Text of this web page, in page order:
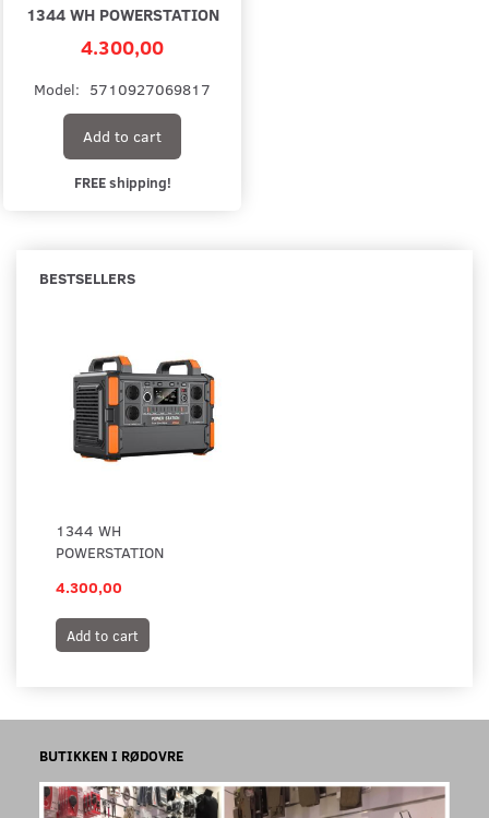
1344 WH POWERSTATION
4.300,00
Model: 5710927069817
Add to cart
FREE shipping!
BESTSELLERS
1344 WH
POWERSTATION
4.300,00
Add to cart
BUTIKKEN I RØDOVRE